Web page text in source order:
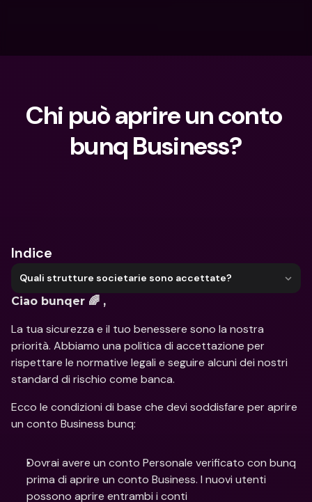
Chi può aprire un conto
bunq Business?
Indice
Quali strutture societarie sono accettate?
Ciao bunqer 🌈 ,
La tua sicurezza e il tuo benessere sono la nostra
priorità. Abbiamo una politica di accettazione per
rispettare le normative legali e seguire alcuni dei nostri
standard di rischio come banca.
Ecco le condizioni di base che devi soddisfare per aprire
un conto Business bunq:
Dovrai avere un conto Personale verificato con bunq
prima di aprire un conto Business. I nuovi utenti
possono aprire entrambi i conti